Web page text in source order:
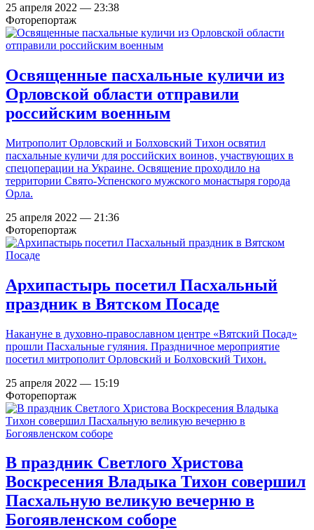
25 апреля 2022 — 23:38
Фоторепортаж
Освященные пасхальные куличи из
Орловской области отправили
российским военным
Митрополит Орловский и Болховский Тихон освятил
пасхальные куличи для российских воинов, участвующих в
спецоперации на Украине. Освящение проходило на
территории Свято-Успенского мужского монастыря города
Орла.
25 апреля 2022 — 21:36
Фоторепортаж
Архипастырь посетил Пасхальный
праздник в Вятском Посаде
Накануне в духовно-православном центре «Вятский Посад»
прошли Пасхальные гуляния. Праздничное мероприятие
посетил митрополит Орловский и Болховский Тихон.
25 апреля 2022 — 15:19
Фоторепортаж
В праздник Светлого Христова
Воскресения Владыка Тихон совершил
Пасхальную великую вечерню в
Богоявленском соборе